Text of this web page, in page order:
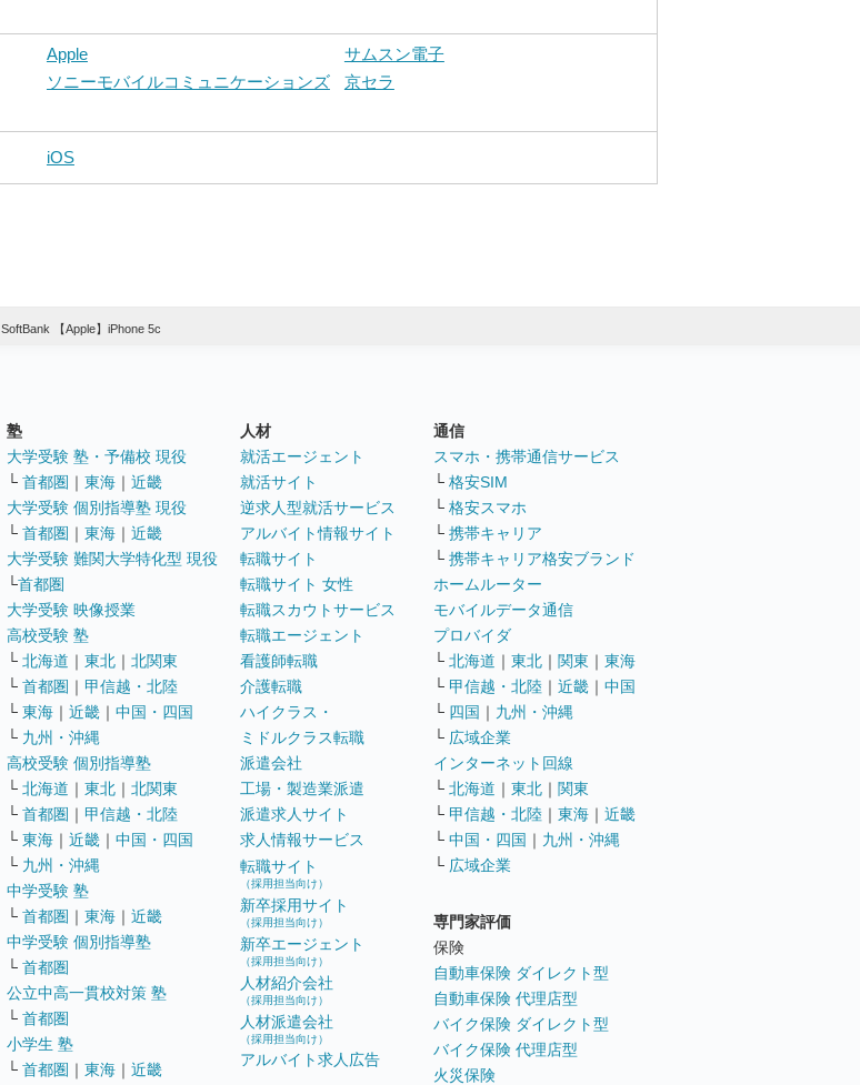
Apple
サムスン電子
ソニーモバイルコミュニケーションズ
京セラ
iOS
SoftBank 【Apple】iPhone 5c
塾
大学受験 塾・予備校 現役
└ 首都圏 ｜ 東海 ｜ 近畿
大学受験 個別指導塾 現役
└ 首都圏 ｜ 東海 ｜ 近畿
大学受験 難関大学特化型 現役
└首都圏
大学受験 映像授業
高校受験 塾
└ 北海道 ｜ 東北 ｜ 北関東
└ 首都圏 ｜ 甲信越・北陸
└ 東海 ｜ 近畿 ｜ 中国・四国
└ 九州・沖縄
高校受験 個別指導塾
└ 北海道 ｜ 東北 ｜ 北関東
└ 首都圏 ｜ 甲信越・北陸
└ 東海 ｜ 近畿 ｜ 中国・四国
└ 九州・沖縄
中学受験 塾
└ 首都圏 ｜ 東海 ｜ 近畿
中学受験 個別指導塾
└ 首都圏
公立中高一貫校対策 塾
└ 首都圏
小学生 塾
└ 首都圏 ｜ 東海 ｜ 近畿
人材
就活エージェント
就活サイト
逆求人型就活サービス
アルバイト情報サイト
転職サイト
転職サイト 女性
転職スカウトサービス
転職エージェント
看護師転職
介護転職
ハイクラス・
ミドルクラス転職
派遣会社
工場・製造業派遣
派遣求人サイト
求人情報サービス
転職サイト
（採用担当向け）
新卒採用サイト
（採用担当向け）
新卒エージェント
（採用担当向け）
人材紹介会社
（採用担当向け）
人材派遣会社
（採用担当向け）
アルバイト求人広告
通信
スマホ・携帯通信サービス
└ 格安SIM
└ 格安スマホ
└ 携帯キャリア
└ 携帯キャリア格安ブランド
ホームルーター
モバイルデータ通信
プロバイダ
└ 北海道 ｜ 東北 ｜ 関東 ｜ 東海
└ 甲信越・北陸 ｜ 近畿 ｜ 中国
└ 四国 ｜ 九州・沖縄
└ 広域企業
インターネット回線
└ 北海道 ｜ 東北 ｜ 関東
└ 甲信越・北陸 ｜ 東海 ｜ 近畿
└ 中国・四国 ｜ 九州・沖縄
└ 広域企業
専門家評価
保険
自動車保険 ダイレクト型
自動車保険 代理店型
バイク保険 ダイレクト型
バイク保険 代理店型
火災保険